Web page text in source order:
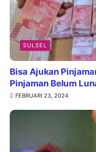
SULSEL
Bisa Ajukan
Pinjaman Belum
FEBRUARI 23, 2024